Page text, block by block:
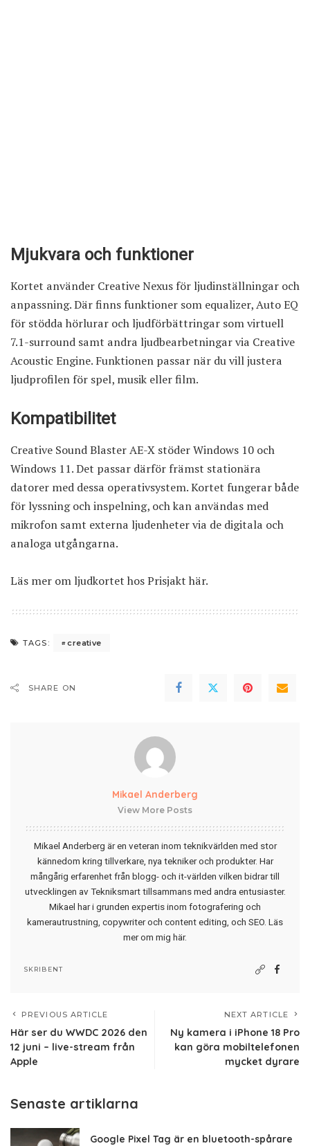
Mjukvara och funktioner
Kortet använder Creative Nexus för ljudinställningar och
anpassning. Där finns funktioner som equalizer, Auto EQ
för stödda hörlurar och ljudförbättringar som virtuell
7.1-surround samt andra ljudbearbetningar via Creative
Acoustic Engine. Funktionen passar när du vill justera
ljudprofilen för spel, musik eller film.
Kompatibilitet
Creative Sound Blaster AE-X stöder Windows 10 och
Windows 11. Det passar därför främst stationära
datorer med dessa operativsystem. Kortet fungerar både
för lyssning och inspelning, och kan användas med
mikrofon samt externa ljudenheter via de digitala och
analoga utgångarna.
Läs mer om ljudkortet hos Prisjakt här.
TAGS: creative
SHARE ON
Mikael Anderberg
View More Posts
Mikael Anderberg är en veteran inom teknikvärlden med stor
kännedom kring tillverkare, nya tekniker och produkter. Har
mångårig erfarenhet från blogg- och it-världen vilken bidrar till
utvecklingen av Tekniksmart tillsammans med andra entusiaster.
Mikael har i grunden expertis inom fotografering och
kamerautrustning, copywriter och content editing, och SEO. Läs
mer om mig här.
SKRIBENT
PREVIOUS ARTICLE
Här ser du WWDC 2026 den
12 juni – live-stream från
Apple
NEXT ARTICLE
Ny kamera i iPhone 18 Pro
kan göra mobiltelefonen
mycket dyrare
Senaste artiklarna
Google Pixel Tag är en bluetooth-spårare